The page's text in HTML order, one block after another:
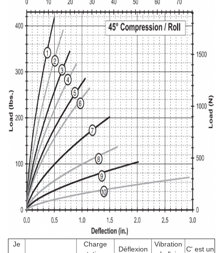
Je
Charge
Déflexion
Vibration
C' est un